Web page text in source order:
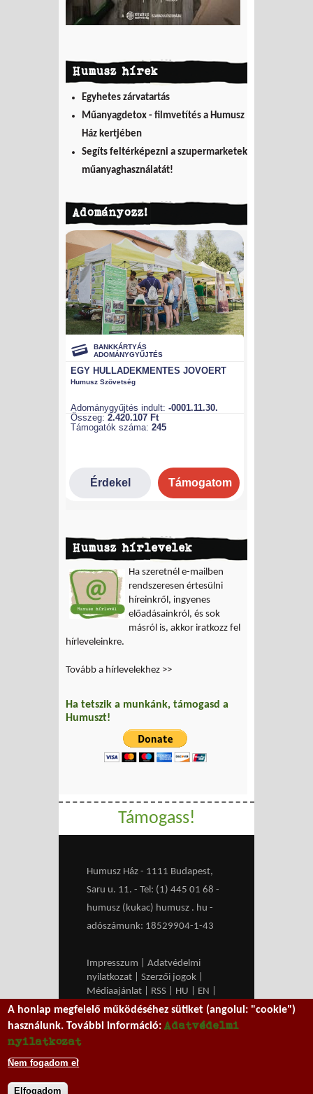
Humusz hírek
Egyhetes zárvatartás
Műanyagdetox - filmvetítés a Humusz
Ház kertjében
Segíts feltérképezni a szupermarketek
műanyaghasználatát!
Adományozz!
Humusz hírlevelek
Ha szeretnél e-mailben
rendszeresen értesülni
híreinkről, ingyenes
előadásainkról, és sok
másról is, akkor iratkozz fel
hírleveleinkre.
Tovább a hírlevelekhez >>
Ha tetszik a munkánk, támogasd a
Humuszt!
Támogass!
Humusz Ház - 1111 Budapest,
Saru u. 11. - Tel: (1) 445 01 68 -
humusz (kukac) humusz . hu -
adószámunk: 18529904-1-43
Impresszum
Adatvédelmi
nyilatkozat
Szerzői jogok
Médiaajánlat
RSS HU EN
belépés
We work withMXGuarddogto
A honlap megfelelő működéséhez sütiket (angolul: "cookie")
használunk. További információ:Adatvédelmi
nyilatkozat
Nem fogadom el
Elfogadom